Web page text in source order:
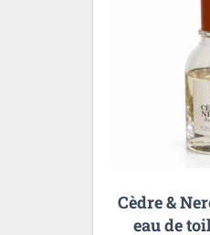
Cèdre &
eau de